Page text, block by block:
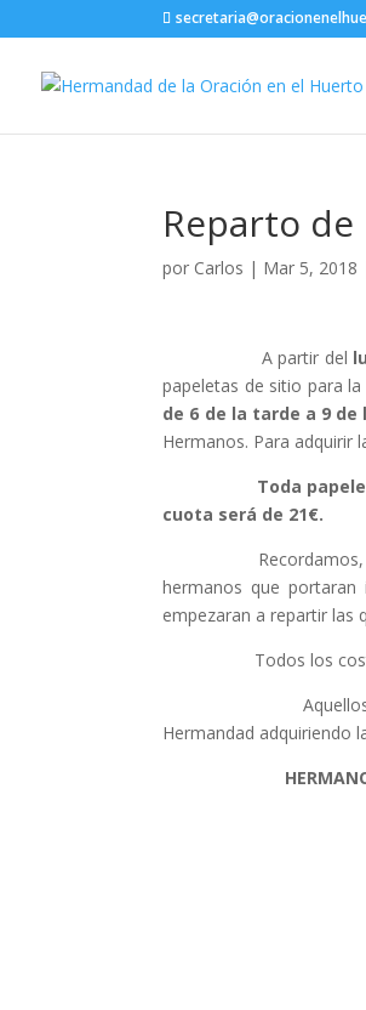
Reparto
por Carlos | Mar 5, 2018
A partir del
papeletas de sitio para
de 6 de la tarde a 9 de
Hermanos. Para adquirir
Toda
cuota será de 21€.
hermanos que
empezaran a repartir las
Todos los costaleros,
Aquellos
Hermandad adquiriendo